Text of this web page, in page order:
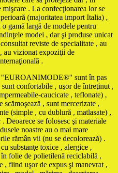
mişcare . La confecţionarea lor se
(majoritatea import Italia) ,
gamă largă de modele pentru
modei , dar şi produse unicat
reviste de specialitate , au
au vizionat expoziţii de
.
"EUROANIMODE®" sunt în pas
confortabile , uşor de întreţinut ,
caucicate , teflonate) ,
, sunt mercerizate ,
(simple , cu dublură , matlasate) ,
Deoarece se folosesc şi materiale
noastre au o mai mare
rămân vii (nu se decolorează) .
substanţe toxice , alergice ,
folie de polietilenă reciclabilă ,
, fiind uşor de expus şi manevrat ,